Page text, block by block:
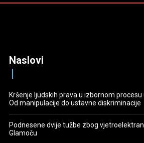
Naslovi
Kršenje ljudskih prava u izbornom procesu
Od manipulacije do ustavne diskriminacije
Podnesene dvije tužbe zbog
Glamoču